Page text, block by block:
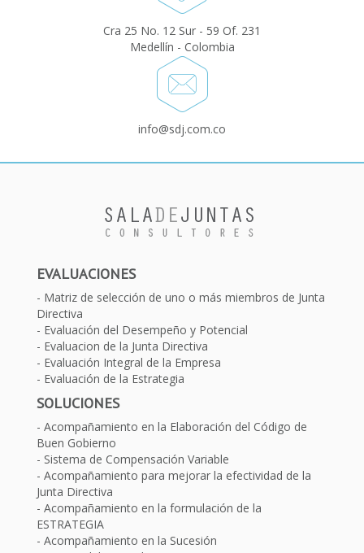
Cra 25 No. 12 Sur - 59 Of. 231
Medellín - Colombia
info@sdj.com.co
EVALUACIONES
Matriz de selección de uno o más miembros de Junta
Directiva
Evaluación del Desempeño y Potencial
Evaluacion de la Junta Directiva
Evaluación Integral de la Empresa
Evaluación de la Estrategia
SOLUCIONES
Acompañamiento en la Elaboración del Código de
Buen Gobierno
Sistema de Compensación Variable
Acompañamiento para mejorar la efectividad de la
Junta Directiva
Acompañamiento en la formulación de la
ESTRATEGIA
Acompañamiento en la Sucesión